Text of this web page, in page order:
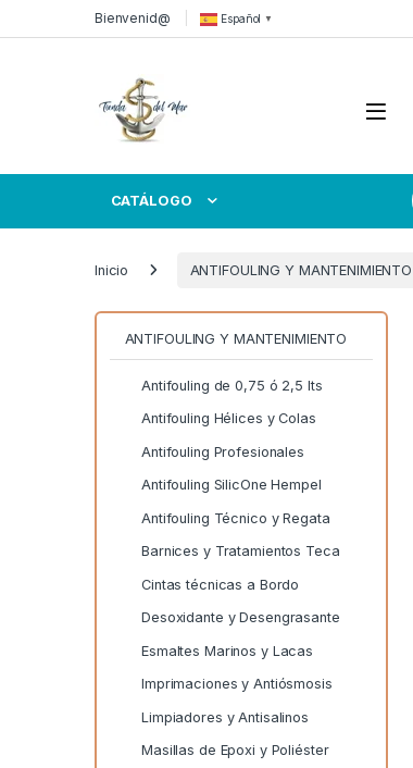
Skip to navigation
Skip to contentBienvenid@ Español ▼
Open
CATÁLOGO
Inicio ANTIFOULING Y MANTENIMIENTO
ANTIFOULING Y MANTENIMIENTO
Antifouling de 0,75 ó 2,5 lts
Antifouling Hélices y Colas
Antifouling Profesionales
Antifouling SilicOne Hempel
Antifouling Técnico y Regata
Barnices y Tratamientos Teca
Cintas técnicas a Bordo
Desoxidante y Desengrasante
Esmaltes Marinos y Lacas
Imprimaciones y Antiósmosis
Limpiadores y Antisalinos
Masillas de Epoxi y Poliéster